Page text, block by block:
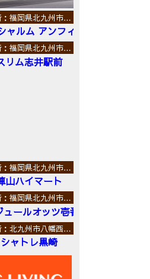
：福岡県北九州市…
ャルム アンフィニ
ットオー）
：福岡県北九州市…
リム志井駅前
：福岡県北九州市…
山ハイマート
：福岡県北九州市…
ールオッツ壱番館
：北九州市八幡西…
シャトレ黒崎